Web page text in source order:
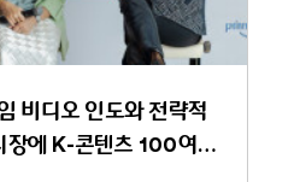
비디오 인도와 전략적
에 K-콘텐츠 100여